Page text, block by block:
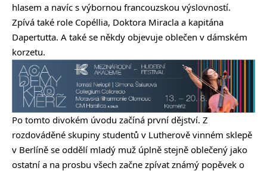
hlasem a navíc s výbornou francouzskou výslovností.
Zpívá také role Copéllia, Doktora Miracla a kapitána
Dapertutta. A také se někdy objevuje oblečen v dámském
korzetu.
Po tomto divokém úvodu začíná první dějství. Z
rozdováděné skupiny studentů v Lutherově vinném sklepě
v Berlíně se oddělí mladý muž úplně stejně oblečený jako
ostatní a na prosbu všech začne zpívat známý popěvek o